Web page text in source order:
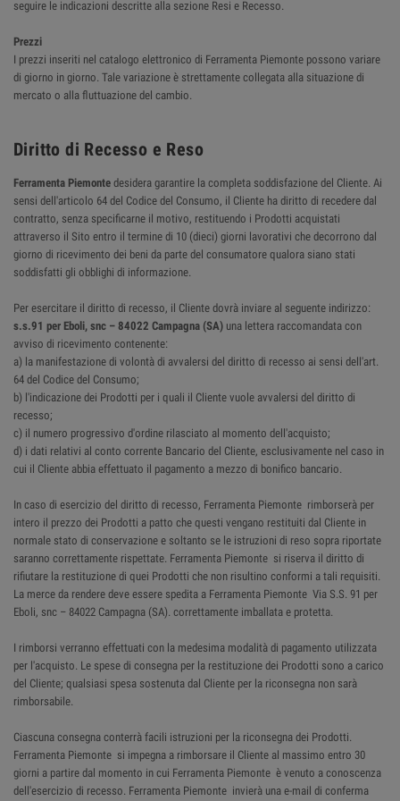
seguire le indicazioni descritte alla sezione Resi e Recesso.
Prezzi
I prezzi inseriti nel catalogo elettronico di Ferramenta Piemonte possono variare
di giorno in giorno. Tale variazione è strettamente collegata alla situazione di
mercato o alla fluttuazione del cambio.
Diritto di Recesso e Reso
Ferramenta Piemonte desidera garantire la completa soddisfazione del Cliente. Ai
sensi dell'articolo 64 del Codice del Consumo, il Cliente ha diritto di recedere dal
contratto, senza specificarne il motivo, restituendo i Prodotti acquistati
attraverso il Sito entro il termine di 10 (dieci) giorni lavorativi che decorrono dal
giorno di ricevimento dei beni da parte del consumatore qualora siano stati
soddisfatti gli obblighi di informazione.
Per esercitare il diritto di recesso, il Cliente dovrà inviare al seguente indirizzo:
s.s.91 per Eboli, snc – 84022 Campagna (SA) una lettera raccomandata con
avviso di ricevimento contenente:
a) la manifestazione di volontà di avvalersi del diritto di recesso ai sensi dell'art.
64 del Codice del Consumo;
b) l'indicazione dei Prodotti per i quali il Cliente vuole avvalersi del diritto di
recesso;
c) il numero progressivo d'ordine rilasciato al momento dell'acquisto;
d) i dati relativi al conto corrente Bancario del Cliente, esclusivamente nel caso in
cui il Cliente abbia effettuato il pagamento a mezzo di bonifico bancario.
In caso di esercizio del diritto di recesso, Ferramenta Piemonte rimborserà per
intero il prezzo dei Prodotti a patto che questi vengano restituiti dal Cliente in
normale stato di conservazione e soltanto se le istruzioni di reso sopra riportate
saranno correttamente rispettate. Ferramenta Piemonte si riserva il diritto di
rifiutare la restituzione di quei Prodotti che non risultino conformi a tali requisiti.
La merce da rendere deve essere spedita a Ferramenta Piemonte Via S.S. 91 per
Eboli, snc – 84022 Campagna (SA). correttamente imballata e protetta.
I rimborsi verranno effettuati con la medesima modalità di pagamento utilizzata
per l'acquisto. Le spese di consegna per la restituzione dei Prodotti sono a carico
del Cliente; qualsiasi spesa sostenuta dal Cliente per la riconsegna non sarà
rimborsabile.
Ciascuna consegna conterrà facili istruzioni per la riconsegna dei Prodotti.
Ferramenta Piemonte si impegna a rimborsare il Cliente al massimo entro 30
giorni a partire dal momento in cui Ferramenta Piemonte è venuto a conoscenza
dell'esercizio di recesso. Ferramenta Piemonte invierà una e-mail di conferma